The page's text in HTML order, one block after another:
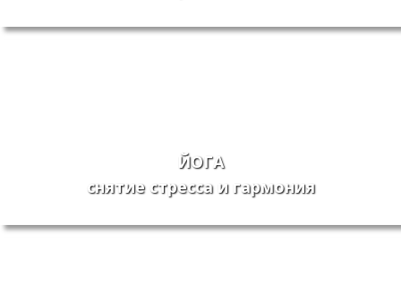
ЙОГА
снятие стресса и гармония